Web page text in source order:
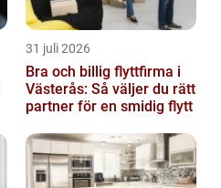
31 juli 2026
Bra och billig flyttfirma i
Västerås: Så väljer du rätt
partner för en smidig flytt